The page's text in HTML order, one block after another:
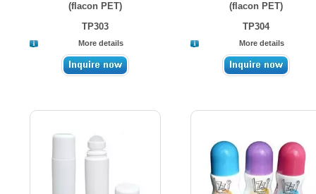
(flacon PET)
TP303
More details
(flacon PET)
TP304
More details